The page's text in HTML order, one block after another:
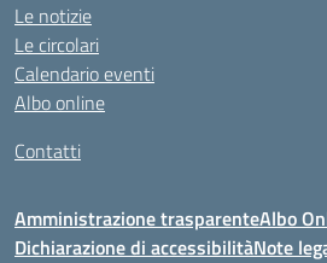
Le notizie
Le circolari
Calendario eventi
Albo online
Contatti
Amministrazione trasparenteAlbo
Dichiarazione di accessibilitàNote